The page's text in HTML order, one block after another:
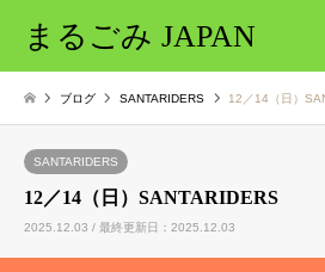
まるごみ JAPAN
ブログ SANTARIDERS 12／14（日）
SANTARIDERS
12／14（日）SANTARIDERS
2025.12.03 / 最終更新日：2025.12.03